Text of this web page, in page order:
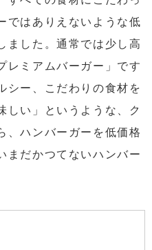
ではありえないような低
ました。通常では少し高
レミアムバーガー」です
シー、こだわりの食材を
しい」というような、ク
、ハンバーガーを低価格
まだかつてないハンバー